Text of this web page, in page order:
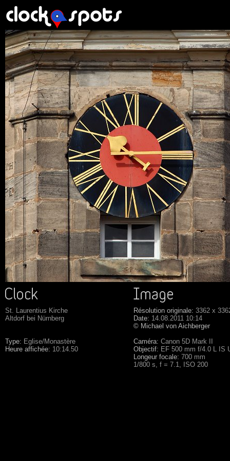
St. Laurentius Kirche
Altdorf bei Nürnberg
Type: Eglise/Monastère
Heure affichée: 10:14.50
Résolution originale: 3362 x
Date: 14.08.2011 10:14
© Michael von Aichberger
Caméra: Canon 5D Mark II
Objectif: EF 500 mm f/4.0 L IS
Longeur focale: 700 mm
1/800 s, f = 7.1, ISO 200